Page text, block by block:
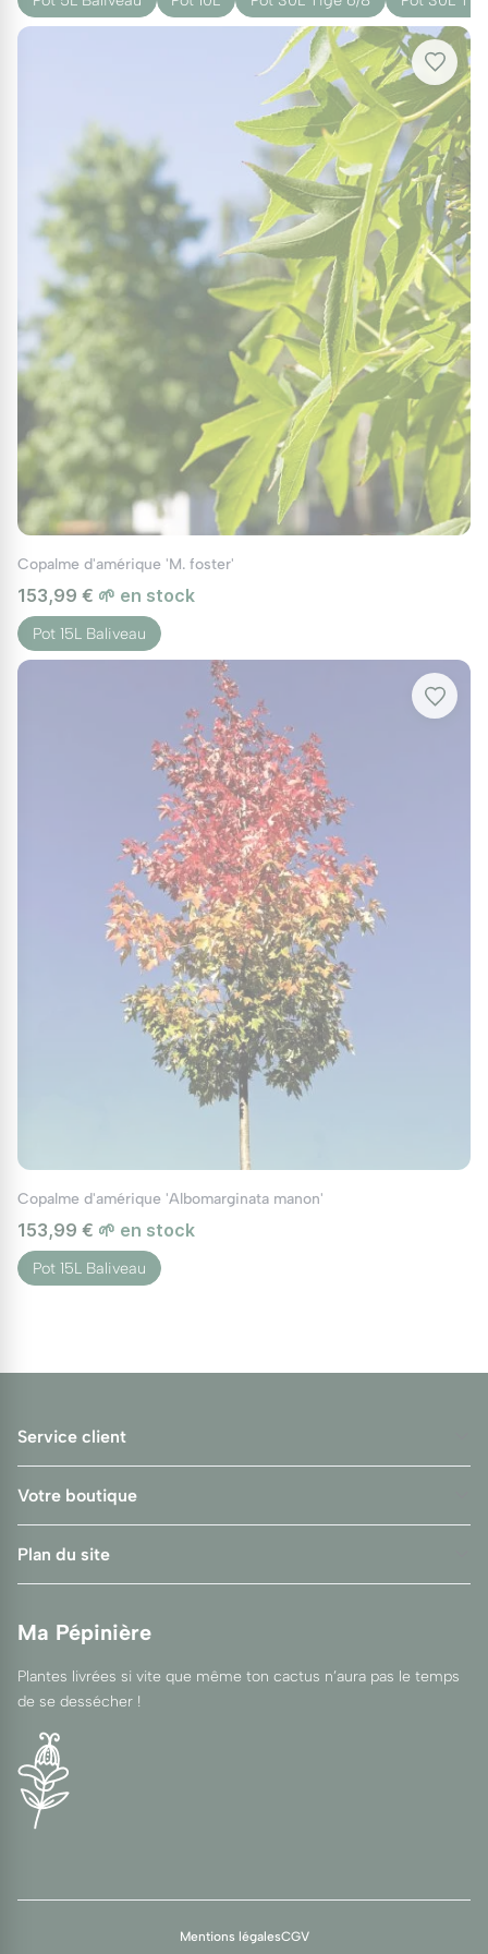
Copalme d'amérique 'M. foster'
153,99 € 🌱 en stock
Pot 15L Baliveau
Copalme d'amérique 'Albomarginata manon'
153,99 € 🌱 en stock
Pot 15L Baliveau
Service client
Votre boutique
Plan du site
Ma Pépinière
Plantes livrées si vite que même ton cactus n’aura pas le temps
de se dessécher !
Mentions légalesCGV